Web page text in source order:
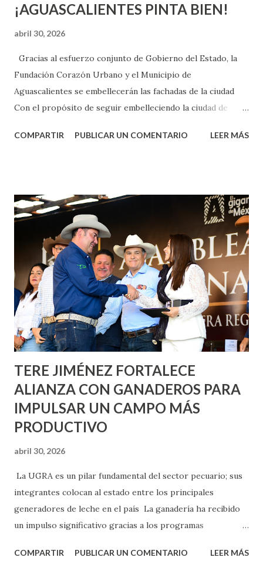
¡AGUASCALIENTES PINTA BIEN!
abril 30, 2026
Gracias al esfuerzo conjunto de Gobierno del Estado, la
Fundación Corazón Urbano y el Municipio de
Aguascalientes se embellecerán las fachadas de la ciudad
Con el propósito de seguir embelleciendo la ciudad de
municipal, Leo Montañez dio inicio al programa
Corazón Urbano y el Municipio capital. Leo Montañez
informó que en este programa se usarán cerca de 90 mil
metros cuadrados de pintura, para dar inicio en la calle
Nieto, entre Jesús F. Elizondo y la calle 22 de Octubre, con
lo que se aplicará pintura en 66 casas. Posteriormente se
llevará este programa a Villas de Nuestra Señora de la
Asunción, Avenida Alameda y Decreto 27 de Septiembre, en
los edificios FOVISSSTE Ojo de Agua, en la comunidad
Norias de Paso Hondo y en los edificios de...
COMPARTIR PUBLICAR UN COMENTARIO LEER MÁS
TERE JIMÉNEZ FORTALECE
ALIANZA CON GANADEROS PARA
IMPULSAR UN CAMPO MÁS
PRODUCTIVO
abril 30, 2026
La UGRA es un pilar fundamental del sector pecuario; sus
integrantes colocan al estado entre los principales
generadores de leche en el país La ganadería ha recibido
un impulso significativo gracias a los programas
muestra de su respaldo firme y decidido al campo, la
COMPARTIR PUBLICAR UN COMENTARIO LEER MÁS